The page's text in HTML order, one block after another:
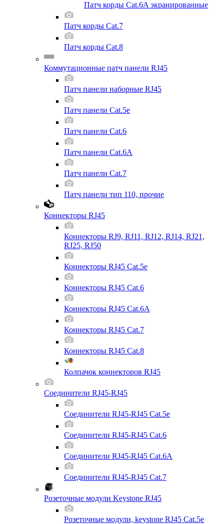
Патч корды Cat.6A экранированные
Патч корды Cat.7
Патч корды Cat.8
Коммутационные патч панели RJ45
Патч панели наборные RJ45
Патч панели Cat.5e
Патч панели Cat.6
Патч панели Cat.6A
Патч панели Cat.7
Патч панели тип 110, прочие
Коннекторы RJ45
Коннекторы RJ9, RJ11, RJ12, RJ14, RJ21,
RJ25, RJ50
Коннекторы RJ45 Cat.5e
Коннекторы RJ45 Cat.6
Коннекторы RJ45 Cat.6A
Коннекторы RJ45 Cat.7
Коннекторы RJ45 Cat.8
Колпачок коннекторов RJ45
Соединители RJ45-RJ45
Соединители RJ45-RJ45 Cat.5e
Соединители RJ45-RJ45 Cat.6
Соединители RJ45-RJ45 Cat.6A
Соединители RJ45-RJ45 Cat.7
Розеточные модули Keystone RJ45
Розеточные модули, keystone RJ45 Cat.5e